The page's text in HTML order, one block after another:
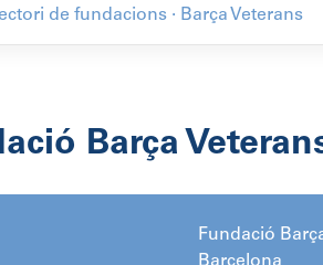
de fundacions · Barça Veterans
Barça
Fundació